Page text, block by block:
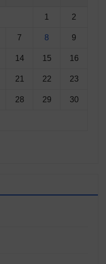
1 2
7 8 9
14 15 16
21 22 23
28 29 30